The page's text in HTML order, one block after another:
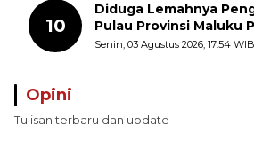
10
Diduga Lemahnya
Pulau Provinsi Maluku
Pungli terhadap
Senin, 03 Agustus 2026, 17:54 WIB
Opini
Tulisan terbaru dan update